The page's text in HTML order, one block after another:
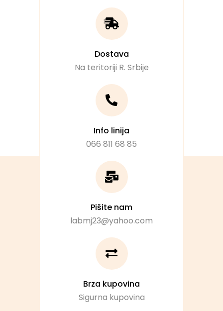
Dostava
Na teritoriji R. Srbije
Info linija
066 811 68 85
Pišite nam
labmj23@yahoo.com
Brza kupovina
Sigurna kupovina